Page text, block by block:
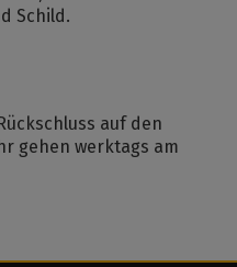
Schild.
auf den
gehen werktags am